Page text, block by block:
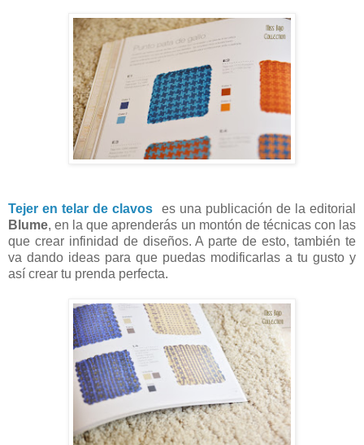
Tejer en telar de clavos
es una publicación de la editorial
Blume, en la que aprenderás un montón de técnicas con las
que crear infinidad de diseños. A parte de esto, también te
va dando ideas para que puedas modificarlas a tu gusto y
así crear tu prenda perfecta.